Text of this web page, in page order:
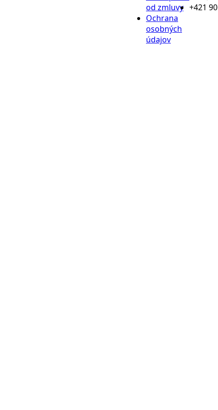
od zmluvy
Ochrana
osobných
údajov
+421